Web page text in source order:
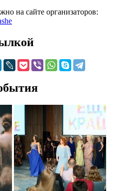
на сайте организаторов: